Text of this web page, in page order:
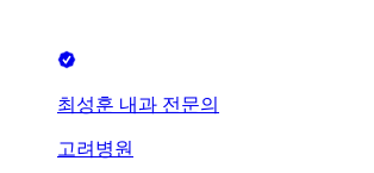
최성훈 내과 전문의
고려병원